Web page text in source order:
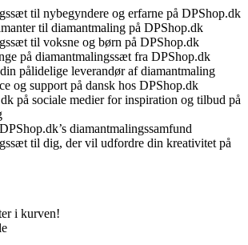
til nybegyndere og erfarne på DPShop.dk
til diamantmaling på DPShop.dk
til voksne og børn på DPShop.dk
på diamantmalingssæt fra DPShop.dk
pålidelige leverandør af diamantmaling
og support på dansk hos DPShop.dk
på sociale medier for inspiration og tilbud på
diamantmalingssamfund
til dig, der vil udfordre din kreativitet på
i kurven!